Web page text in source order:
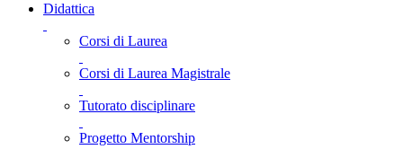
Didattica
Corsi di Laurea
Corsi di Laurea Magistrale
Tutorato disciplinare
Progetto Mentorship